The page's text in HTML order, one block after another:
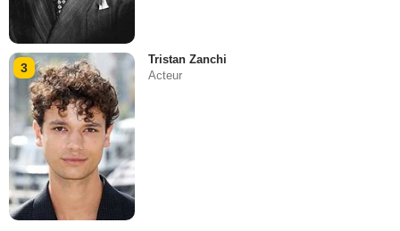
3
Tristan Zanchi
Acteur